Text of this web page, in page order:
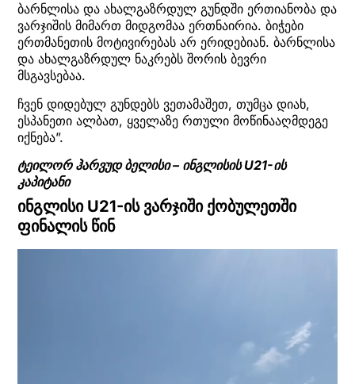
ბარნლისა და ახალგაზრდულ გუნდში ერთიანობა და
ვარჯიშის მიმართ მიდგომაა ერთნაირია. ბიჭები
ერთმანეთის მოტივირებას არ ერიდებიან. ბარნლისა
და ახალგაზრდულ ნაკრებს შორის ბევრი
მსგავსებაა.
ჩვენ დიდებულ გუნდებს ვეთამაშეთ, თუმცა დიახ,
ესპანეთი ალბათ, ყველაზე რთული მოწინააღმდეგე
იქნება”.
ტეილორ ჰარვუდ ბელისი – ინგლისის U21-ის
კაპიტანი
ინგლისი U21-ის ვარჯიში ქობულეთში
ფინალის წინ